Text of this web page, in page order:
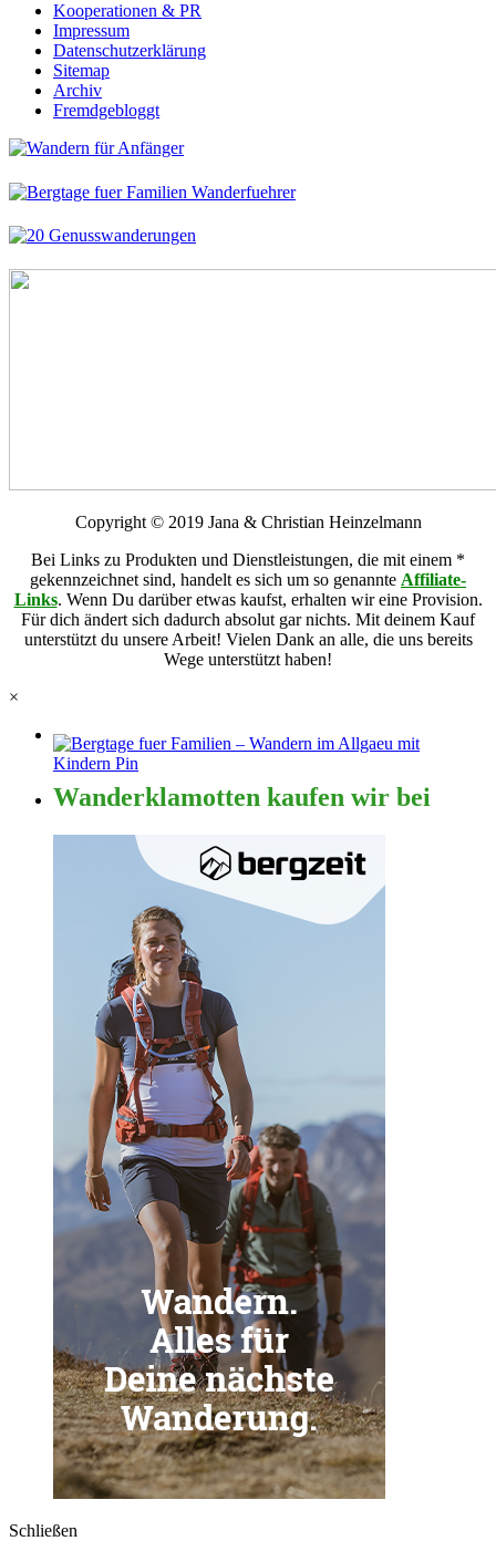
Kooperationen & PR
Impressum
Datenschutzerklärung
Sitemap
Archiv
Fremdgebloggt
Copyright © 2019 Jana & Christian Heinzelmann
Bei Links zu Produkten und Dienstleistungen, die mit einem *
gekennzeichnet sind, handelt es sich um so genannte Affiliate-
Links. Wenn Du darüber etwas kaufst, erhalten wir eine Provision.
Für dich ändert sich dadurch absolut gar nichts. Mit deinem Kauf
unterstützt du unsere Arbeit! Vielen Dank an alle, die uns bereits
Wege unterstützt haben!
×
Wanderklamotten kaufen wir bei
Schließen